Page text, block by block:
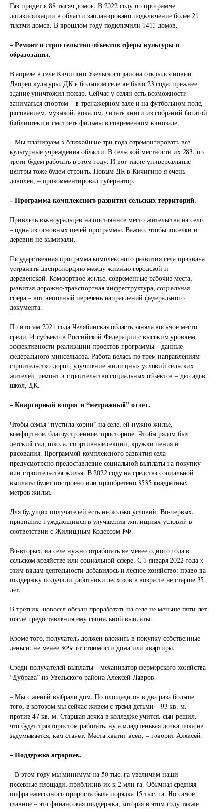
Газ придет в 88 тысяч домов. В 2022 году по программе
догазификации в области запланировано подключение более 21
тысячи домов. В прошлом году подключили 1413 домов.
– Ремонт и строительство объектов сферы культуры и
образования.
В апреле в селе Кичигино Увельского района открылся новый
Дворец культуры. ДК в большом селе не было 23 года: прежнее
здание уничтожил пожар. Сейчас у селян есть возможности
заниматься спортом – в тренажерном зале и на футбольном поле,
рисованием, музыкой, вокалом, читать книги из собраний богатой
библиотеки и смотреть фильмы в современном кинозале.
– Мы планируем в ближайшие три года отремонтировать все
культурные учреждения области. В сельской местности их 283, по
трети будем работать в этом году. И вот такие универсальные
центры тоже будем строить. Новым ДК в Кичигино я очень
доволен, – прокомментировал губернатор.
– Программа комплексного развития сельских территорий.
Привлечь южноуральцев на постоянное место жительства на село
– одна из основных целей программы. Важно, чтобы поселки и
деревни не вымирали.
Государственная программа комплексного развития села призвана
устранить диспропорцию между жизнью городской и
деревенской. Комфортное жилье, современные рабочие места,
развитая дорожно-транспортная инфраструктура, социальная
сфера – вот неполный перечень направлений федерального
документа.
По итогам 2021 года Челябинская область заняла восьмое место
среди 14 субъектов Российской Федерации с высоким уровнем
эффективности реализации проектов программы – данные
федерального минсельхоза. Работа велась по трем направлениям –
строительство дорог, улучшение жилищных условий сельских
жителей, ремонт и строительство социальных объектов – детсадов,
школ, ДК.
– Квартирный вопрос и “метражный” ответ.
Чтобы семья “пустила корни” на селе, ей нужно жилье,
комфортное, благоустроенное, просторное. Чтобы рядом был
детский сад, школа, спортивные секции, кружки пения и
рисования. Программой комплексного развития села
предусмотрено предоставление социальной выплаты на покупку
или строительства жилья. В 2022 году на средства социальной
выплаты будет построено или приобретено 3535 квадратных
метров жилья.
Для будущих получателей есть несколько условий. Во-первых,
признание нуждающимся в улучшении жилищных условий в
соответствии с Жилищным Кодексом РФ.
Во-вторых, на селе нужно отработать не менее одного года в
сельском хозяйстве или социальной сфере. С 1 января 2022 года к
этим видам деятельности добавилось и лесное хозяйство: право на
поддержку получили работники лесхозов в возрасте не старше 35
лет.
В-третьих, новосел обязан проработать на селе не меньше пяти лет
после предоставления ему социальной выплаты.
Кроме того, получатель должен вложить в покупку собственные
деньги: не менее 30% от стоимости дома или квартиры.
Среди получателей выплаты – механизатор фермерского хозяйства
“Дубрава” из Увельского района Алексей Лавров.
– Мы с женой выбрали дом. По площади он в два раза больше
того, в котором мы сейчас живем с тремя детьми – 93 кв. м.
против 47 кв. м. Старшая дочка в колледже учится, сын решил,
что будет трактористом работать, ну а младшенькая дочка пока не
задумывается, кем станет. Места хватит всем, – говорит Алексей.
– Поддержка аграриев.
– В этом году мы минимум на 50 тыс. га увеличим наши
посевные площади, приблизив их к 2 млн га. Обычная средняя
цифра ежегодного прироста была порядка 15 тыс. га. Но самое
главное – это финансовая поддержка, которая в этом году также